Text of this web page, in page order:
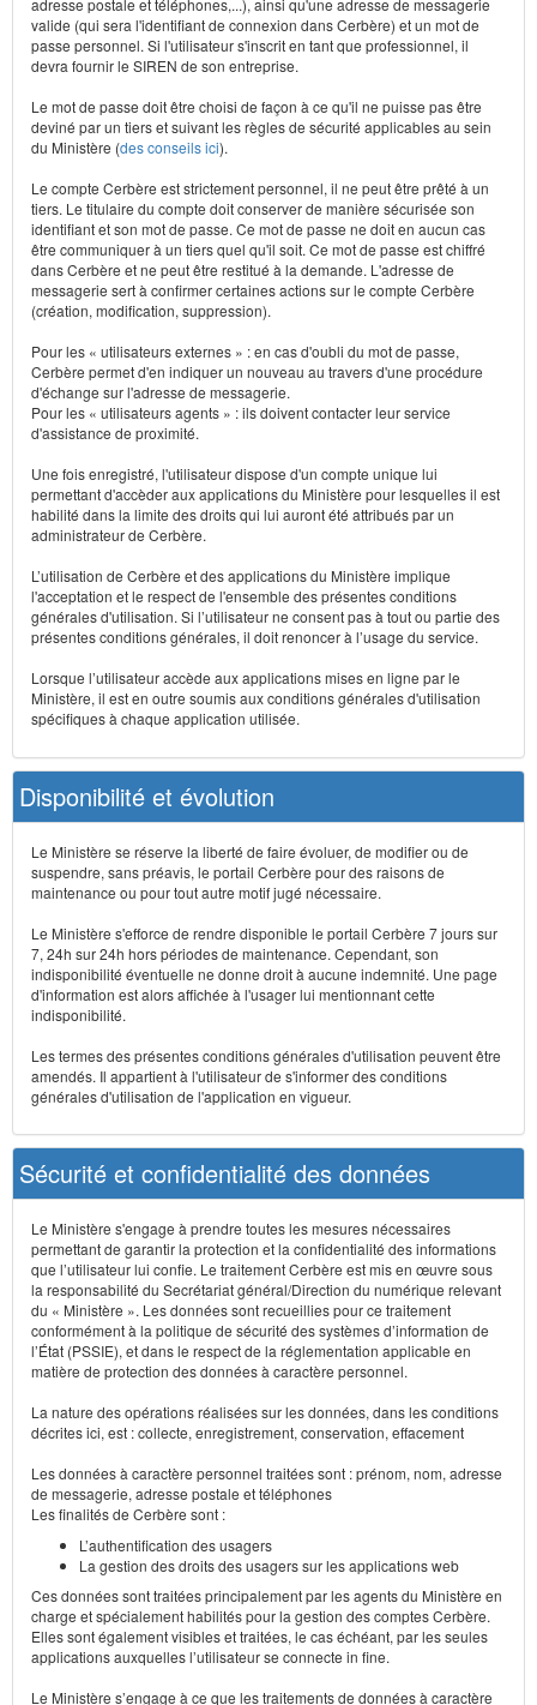
adresse postale et téléphones,...), ainsi qu'une adresse de messagerie
valide (qui sera l'identifiant de connexion dans Cerbère) et un mot de
passe personnel. Si l'utilisateur s'inscrit en tant que professionnel, il
devra fournir le SIREN de son entreprise.
Le mot de passe doit être choisi de façon à ce qu'il ne puisse pas être
deviné par un tiers et suivant les règles de sécurité applicables au sein
du Ministère (des conseils ici).
Le compte Cerbère est strictement personnel, il ne peut être prêté à un
tiers. Le titulaire du compte doit conserver de manière sécurisée son
identifiant et son mot de passe. Ce mot de passe ne doit en aucun cas
être communiquer à un tiers quel qu'il soit. Ce mot de passe est chiffré
dans Cerbère et ne peut être restitué à la demande. L'adresse de
messagerie sert à confirmer certaines actions sur le compte Cerbère
(création, modification, suppression).
Pour les « utilisateurs externes » : en cas d'oubli du mot de passe,
Cerbère permet d'en indiquer un nouveau au travers d'une procédure
d'échange sur l'adresse de messagerie.
Pour les « utilisateurs agents » : ils doivent contacter leur service
d'assistance de proximité.
Une fois enregistré, l'utilisateur dispose d'un compte unique lui
permettant d'accèder aux applications du Ministère pour lesquelles il est
habilité dans la limite des droits qui lui auront été attribués par un
administrateur de Cerbère.
L’utilisation de Cerbère et des applications du Ministère implique
l'acceptation et le respect de l'ensemble des présentes conditions
générales d'utilisation. Si l’utilisateur ne consent pas à tout ou partie des
présentes conditions générales, il doit renoncer à l’usage du service.
Lorsque l’utilisateur accède aux applications mises en ligne par le
Ministère, il est en outre soumis aux conditions générales d'utilisation
spécifiques à chaque application utilisée.
Disponibilité et évolution
Le Ministère se réserve la liberté de faire évoluer, de modifier ou de
suspendre, sans préavis, le portail Cerbère pour des raisons de
maintenance ou pour tout autre motif jugé nécessaire.
Le Ministère s'efforce de rendre disponible le portail Cerbère 7 jours sur
7, 24h sur 24h hors périodes de maintenance. Cependant, son
indisponibilité éventuelle ne donne droit à aucune indemnité. Une page
d'information est alors affichée à l'usager lui mentionnant cette
indisponibilité.
Les termes des présentes conditions générales d'utilisation peuvent être
amendés. Il appartient à l'utilisateur de s'informer des conditions
générales d'utilisation de l'application en vigueur.
Sécurité et confidentialité des données
Le Ministère s'engage à prendre toutes les mesures nécessaires
permettant de garantir la protection et la confidentialité des informations
que l’utilisateur lui confie. Le traitement Cerbère est mis en œuvre sous
la responsabilité du Secrétariat général/Direction du numérique relevant
du « Ministère ». Les données sont recueillies pour ce traitement
conformément à la politique de sécurité des systèmes d’information de
l’État (PSSIE), et dans le respect de la réglementation applicable en
matière de protection des données à caractère personnel.
La nature des opérations réalisées sur les données, dans les conditions
décrites ici, est : collecte, enregistrement, conservation, effacement
Les données à caractère personnel traitées sont : prénom, nom, adresse
de messagerie, adresse postale et téléphones
Les finalités de Cerbère sont :
L’authentification des usagers
La gestion des droits des usagers sur les applications web
Ces données sont traitées principalement par les agents du Ministère en
charge et spécialement habilités pour la gestion des comptes Cerbère.
Elles sont également visibles et traitées, le cas échéant, par les seules
applications auxquelles l’utilisateur se connecte in fine.
Le Ministère s’engage à ce que les traitements de données à caractère